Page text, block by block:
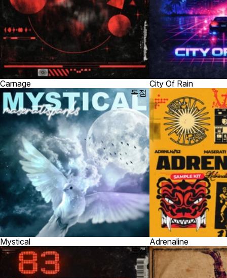
Carnage
City Of Rain
독점
Mystical
Adrenaline
독점